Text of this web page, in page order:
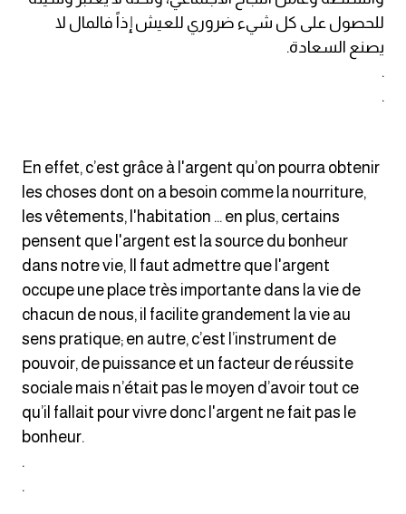
الابراج بالانجليزي
كلمات بحرف b
كلمات بحرف c
كلمات بحرف d
كلمات بحرف e
كلمات بحرف f
للحصول على كل شيء ضروري للعيش إذاً فالمال لا
يصنع السعادة.
.
.
En effet, c’est grâce à l'argent qu’on pourra obtenir
les choses dont on a besoin comme la nourriture,
les vêtements, l'habitation ... en plus, certains
pensent que l'argent est la source du bonheur
dans notre vie, Il faut admettre que l'argent
occupe une place très importante dans la vie de
chacun de nous, il facilite grandement la vie au
sens pratique; en autre, c’est l’instrument de
pouvoir, de puissance et un facteur de réussite
sociale mais n’était pas le moyen d’avoir tout ce
qu’il fallait pour vivre donc l'argent ne fait pas le
bonheur.
.
.